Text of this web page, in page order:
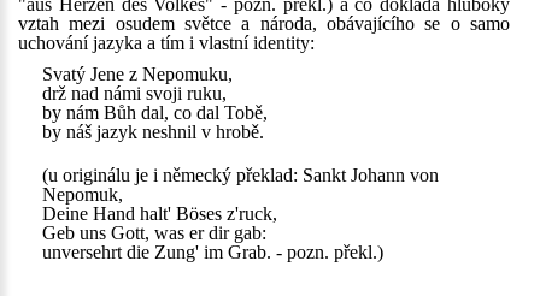
"aus Herzen des Volkes" - pozn. překl.) a co dokládá hluboký
vztah mezi osudem světce a národa, obávajícího se o samo
uchování jazyka a tím i vlastní identity:
Svatý Jene z Nepomuku,
drž nad námi svoji ruku,
by nám Bůh dal, co dal Tobě,
by náš jazyk neshnil v hrobě.
(u originálu je i německý překlad: Sankt Johann von
Nepomuk,
Deine Hand halt' Böses z'ruck,
Geb uns Gott, was er dir gab:
unversehrt die Zung' im Grab. - pozn. překl.)